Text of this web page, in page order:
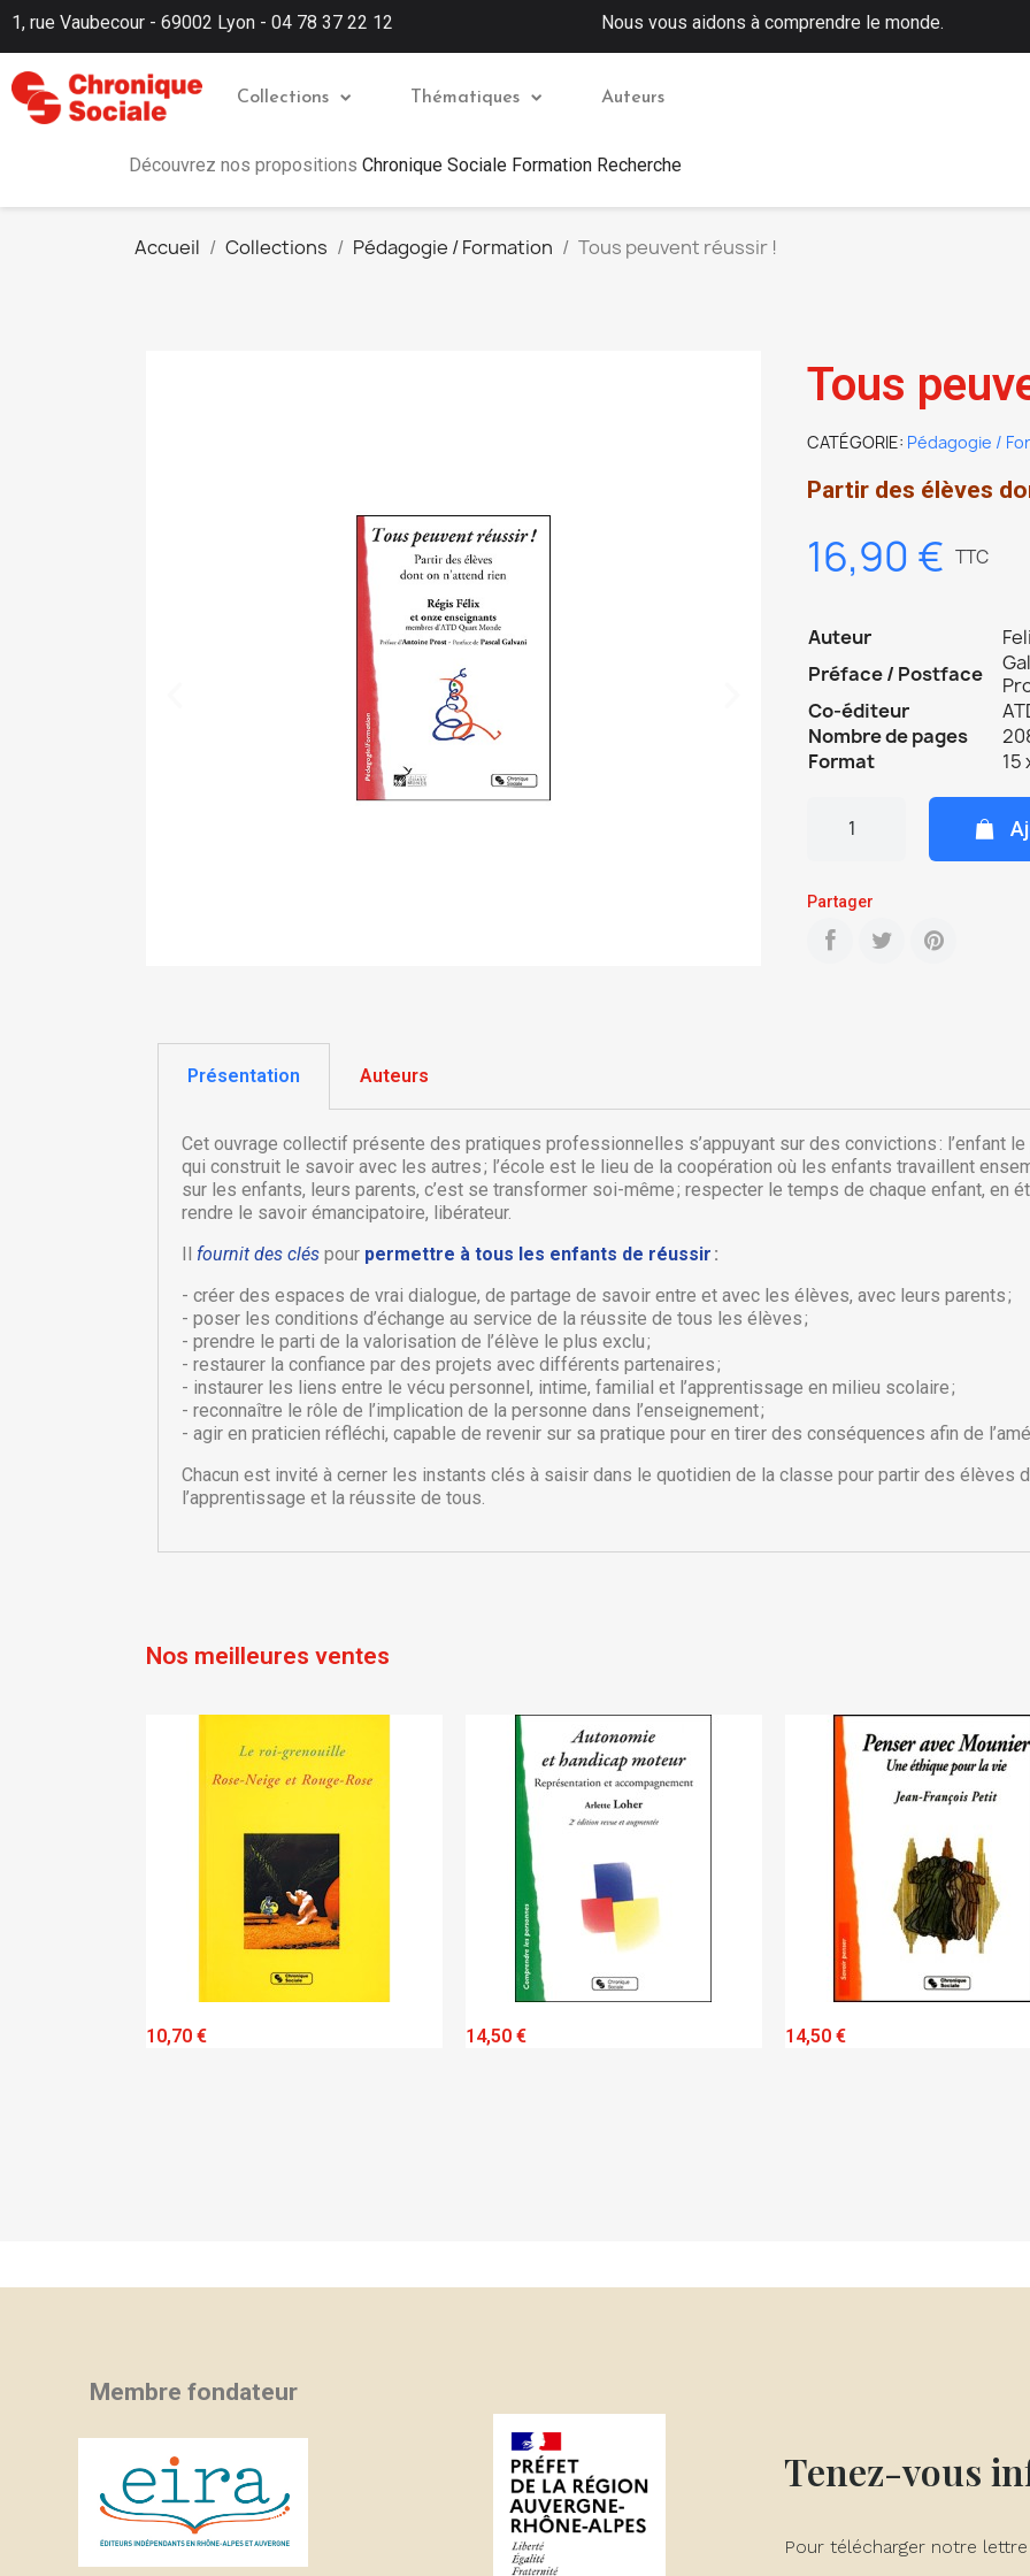
Ajouter à ma liste d'envies
Créer une liste d'envies
Nom de la liste d'envies
Connexion
Vous devez être connecté pour ajouter des produits à votre liste
d'envies.
Annuler Connexion
1, rue Vaubecour - 69002 Lyon - 04 78 37 22 12 Nous vous aidons à comprendre le monde.
Collections Thématiques Auteurs
Découvrez nos propositions Chronique Sociale Formation Recherche
Accueil Collections Pédagogie / Formation Tous peuvent réussir !
Tous
CATÉGORIE Pédagogie /
Partir des élèves
16,90 € TTC
Auteur
Préface / Postface
Co-éditeur
Nombre de pages
Format
15
Partager
Présentation Auteurs
Cet ouvrage collectif présente des pratiques professionnelles s’appuyant sur des convictions : l’enfant
qui construit le savoir avec les autres ; l’école est le lieu de la coopération où les enfants travaillent
sur les enfants, leurs parents, c’est se transformer soi-même ; respecter le temps de chaque enfant, en
rendre le savoir émancipatoire, libérateur.
Il fournit des clés pour permettre à tous les enfants de réussir :
- créer des espaces de vrai dialogue, de partage de savoir entre et avec les élèves, avec leurs parents ;
- poser les conditions d’échange au service de la réussite de tous les élèves ;
- prendre le parti de la valorisation de l’élève le plus exclu ;
- restaurer la confiance par des projets avec différents partenaires ;
- instaurer les liens entre le vécu personnel, intime, familial et l’apprentissage en milieu scolaire ;
- reconnaître le rôle de l’implication de la personne dans l’enseignement ;
- agir en praticien réfléchi, capable de revenir sur sa pratique pour en tirer des conséquences afin de
Chacun est invité à cerner les instants clés à saisir dans le quotidien de la classe pour partir des élèves
l’apprentissage et la réussite de tous.
Nos meilleures ventes
10,70 € 14,50 € 14,50 €
Membre fondateur
Tenez-vous
Pour télécharger notre